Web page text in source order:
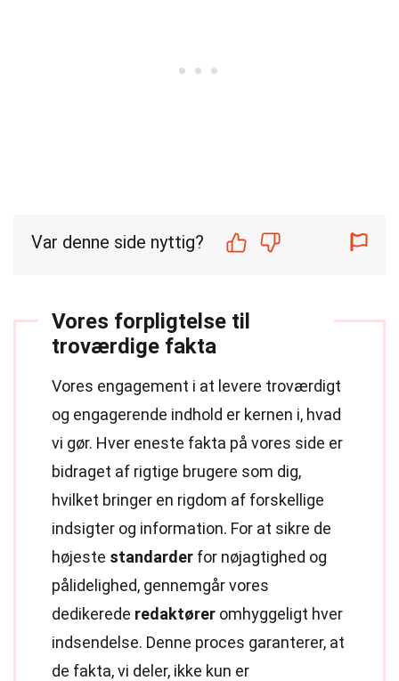
Var denne side nyttig?
Vores forpligtelse til
troværdige fakta
Vores engagement i at levere troværdigt
og engagerende indhold er kernen i, hvad
vi gør. Hver eneste fakta på vores side er
bidraget af rigtige brugere som dig,
hvilket bringer en rigdom af forskellige
indsigter og information. For at sikre de
højeste standarder for nøjagtighed og
pålidelighed, gennemgår vores
dedikerede redaktører omhyggeligt hver
indsendelse. Denne proces garanterer, at
de fakta, vi deler, ikke kun er